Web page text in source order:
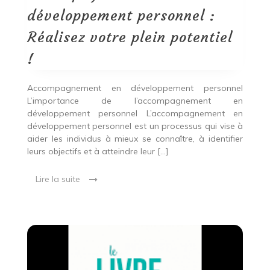
potentiel
!
développement personnel :
Réalisez votre plein potentiel
!
Accompagnement en développement personnel
L’importance de l’accompagnement en
développement personnel L’accompagnement en
développement personnel est un processus qui vise à
aider les individus à mieux se connaître, à identifier
leurs objectifs et à atteindre leur […]
Lire la suite